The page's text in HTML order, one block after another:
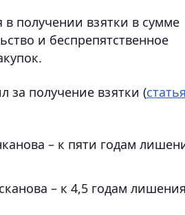
в получении взятки в сумме
и беспрепятственное
за получение взятки (
– к пяти годам
– к 4,5 годам